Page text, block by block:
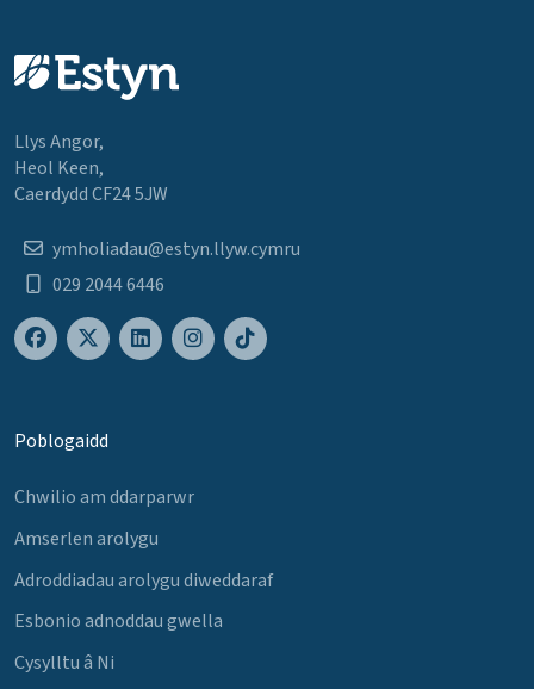
Llys Angor,
Heol Keen,
Caerdydd CF24 5JW
ymholiadau@estyn.llyw.cymru
029 2044 6446
Poblogaidd
Chwilio am ddarparwr
Amserlen arolygu
Adroddiadau arolygu diweddaraf
Esbonio adnoddau gwella
Cysylltu â Ni